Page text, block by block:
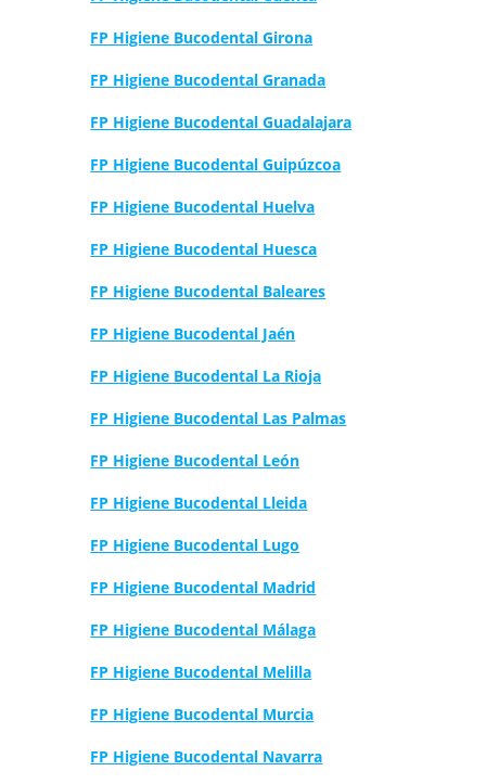
FP Higiene Bucodental Girona
FP Higiene Bucodental Granada
FP Higiene Bucodental Guadalajara
FP Higiene Bucodental Guipúzcoa
FP Higiene Bucodental Huelva
FP Higiene Bucodental Huesca
FP Higiene Bucodental Baleares
FP Higiene Bucodental Jaén
FP Higiene Bucodental La Rioja
FP Higiene Bucodental Las Palmas
FP Higiene Bucodental León
FP Higiene Bucodental Lleida
FP Higiene Bucodental Lugo
FP Higiene Bucodental Madrid
FP Higiene Bucodental Málaga
FP Higiene Bucodental Melilla
FP Higiene Bucodental Murcia
FP Higiene Bucodental Navarra